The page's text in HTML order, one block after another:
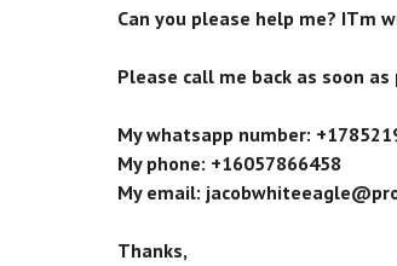
Can you please help me? IТm
Please call me back as soon
My whatsapp number:
My phone: +16057866458
My email:
Thanks,